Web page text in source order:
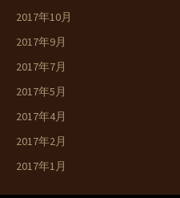
2017年10月
2017年9月
2017年7月
2017年5月
2017年4月
2017年2月
2017年1月